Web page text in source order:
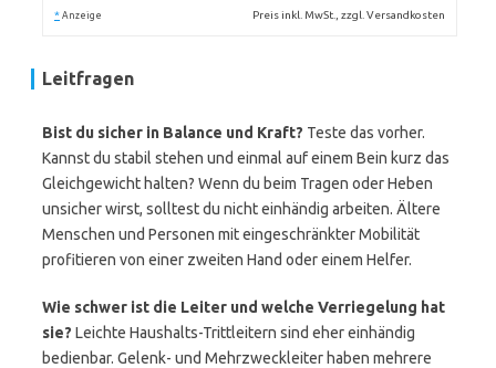
* Anzeige Preis inkl. MwSt., zzgl. Versandkosten
Leitfragen
Bist du sicher in Balance und Kraft? Teste das vorher.
Kannst du stabil stehen und einmal auf einem Bein kurz das
Gleichgewicht halten? Wenn du beim Tragen oder Heben
unsicher wirst, solltest du nicht einhändig arbeiten. Ältere
Menschen und Personen mit eingeschränkter Mobilität
profitieren von einer zweiten Hand oder einem Helfer.
Wie schwer ist die Leiter und welche Verriegelung hat
sie? Leichte Haushalts-Trittleitern sind eher einhändig
bedienbar. Gelenk- und Mehrzweckleiter haben mehrere